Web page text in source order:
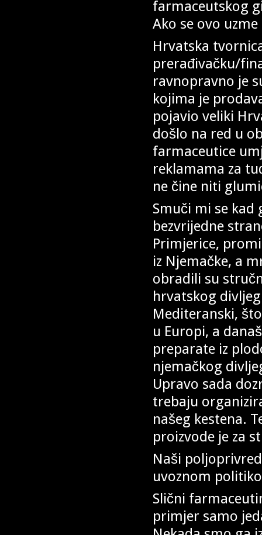
farmaceutskog
Ako se ovo
Hrvatska
prerađivačku/
ravnopravno je
kojima je
pojavio veliki
došlo na red u
farmaceutice
reklamama za
ne čine niti
Smuči mi se kad
bezvrijedne
Primjerice,
iz Njemačke, a
obradili su
hrvatskog
Mediteranski,
u Europi, a
preparate iz
njemačkog
Upravo sada
trebaju
našeg kestena.
proizvode je za
Naši
uvoznom
Slični
primjer samo